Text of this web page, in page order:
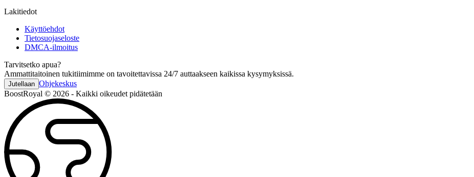
Lakitiedot
Käyttöehdot
Tietosuojaseloste
DMCA-ilmoitus
Tarvitsetko apua?
Ammattitaitoinen tukitiimimme on tavoitettavissa 24/7 auttaakseen kaikissa kysymyksissä.
Jutellaan Ohjekeskus
BoostRoyal © 2026 - Kaikki oikeudet pidätetään